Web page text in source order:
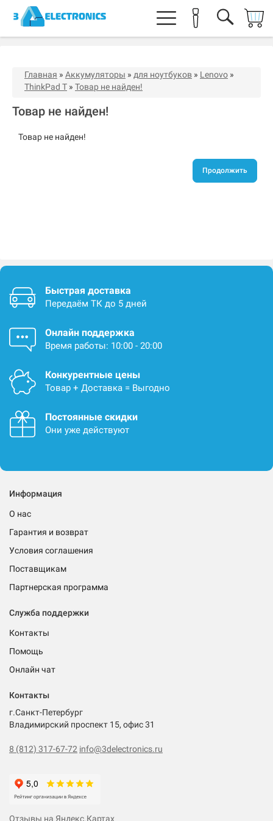
Главная » Аккумуляторы » для ноутбуков » Lenovo »
ThinkPad T » Товар не найден!
Товар не найден!
Товар не найден!
Продолжить
Быстрая доставка
Передаём ТК до 5 дней
Онлайн поддержка
Время работы: 10:00 - 20:00
Конкурентные цены
Товар + Доставка = Выгодно
Постоянные скидки
Они уже действуют
Информация
О нас
Гарантия и возврат
Условия соглашения
Поставщикам
Партнерская программа
Служба поддержки
Контакты
Помощь
Онлайн чат
Контакты
г.Санкт-Петербург
Владимирский проспект 15, офис 31
8 (812) 317-67-72 info@3delectronics.ru
Отзывы на Яндекс.Картах